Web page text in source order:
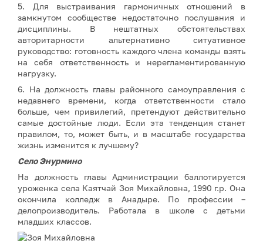
5. Для выстраивания гармоничных отношений в
замкнутом сообществе недостаточно послушания и
дисциплины. В нештатных обстоятельствах
авторитарности альтернативно ситуативное
руководство: готовность каждого члена команды взять
на себя ответственность и нерегламентированную
нагрузку.
6. На должность главы районного самоуправления с
недавнего времени, когда ответственности стало
больше, чем привилегий, претендуют действительно
самые достойные люди. Если эта тенденция станет
правилом, то, может быть, и в масштабе государства
жизнь изменится к лучшему?
Село Энурмино
На должность главы Администрации баллотируется
уроженка села Каятчай Зоя Михайловна, 1990 г.р. Она
окончила колледж в Анадыре. По профессии –
делопроизводитель. Работала в школе с детьми
младших классов.